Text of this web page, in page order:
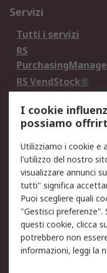
Servizi
Tutti i servizi
RS
RS VendStock®
Legale
Informativa
Email Security
Condizioni di
Etica e
Chi Siamo
I cookie
possiamo
Utilizziamo i cookie e
l'utilizzo del nostro
visualizzare annunci
tutti" significa
Puoi scegliere quali
"Gestisci preferenze".
questi cookie, clicca
potrebbero non
informazioni, leggi la